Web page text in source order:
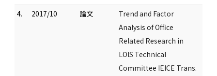
4. 2017/10 論文
Trend and Factor
Analysis of Office
Related Research in
LOIS Technical
Committee IEICE Trans.